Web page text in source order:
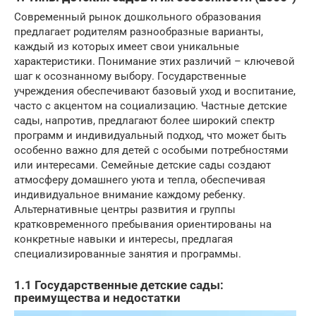
Современный рынок дошкольного образования
предлагает родителям разнообразные варианты,
каждый из которых имеет свои уникальные
характеристики. Понимание этих различий – ключевой
шаг к осознанному выбору. Государственные
учреждения обеспечивают базовый уход и воспитание,
часто с акцентом на социализацию. Частные детские
сады, напротив, предлагают более широкий спектр
программ и индивидуальный подход, что может быть
особенно важно для детей с особыми потребностями
или интересами. Семейные детские сады создают
атмосферу домашнего уюта и тепла, обеспечивая
индивидуальное внимание каждому ребенку.
Альтернативные центры развития и группы
кратковременного пребывания ориентированы на
конкретные навыки и интересы, предлагая
специализированные занятия и программы.
1.1 Государственные детские сады:
преимущества и недостатки